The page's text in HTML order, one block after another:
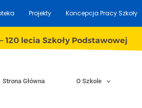
Projekty Koncepcja Pracy Szkoły
120 lecia Szkoły Podstawowej
Strona Główna O Szkole